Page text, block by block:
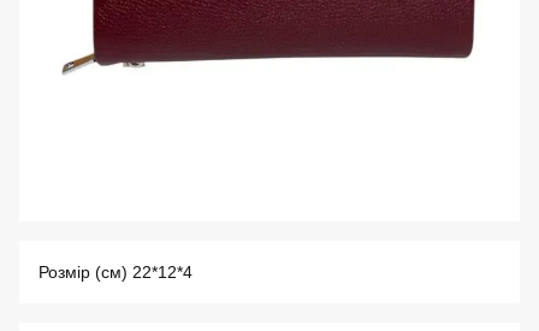
Розмір (см) 22*12*4